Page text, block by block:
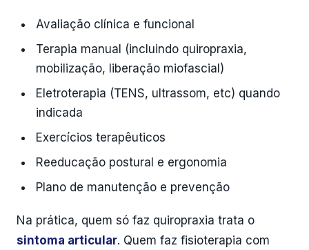
Avaliação clínica e funcional
Terapia manual (incluindo quiropraxia,
mobilização, liberação miofascial)
Eletroterapia (TENS, ultrassom, etc) quando
indicada
Exercícios terapêuticos
Reeducação postural e ergonomia
Plano de manutenção e prevenção
Na prática, quem só faz quiropraxia trata o
sintoma articular. Quem faz fisioterapia com